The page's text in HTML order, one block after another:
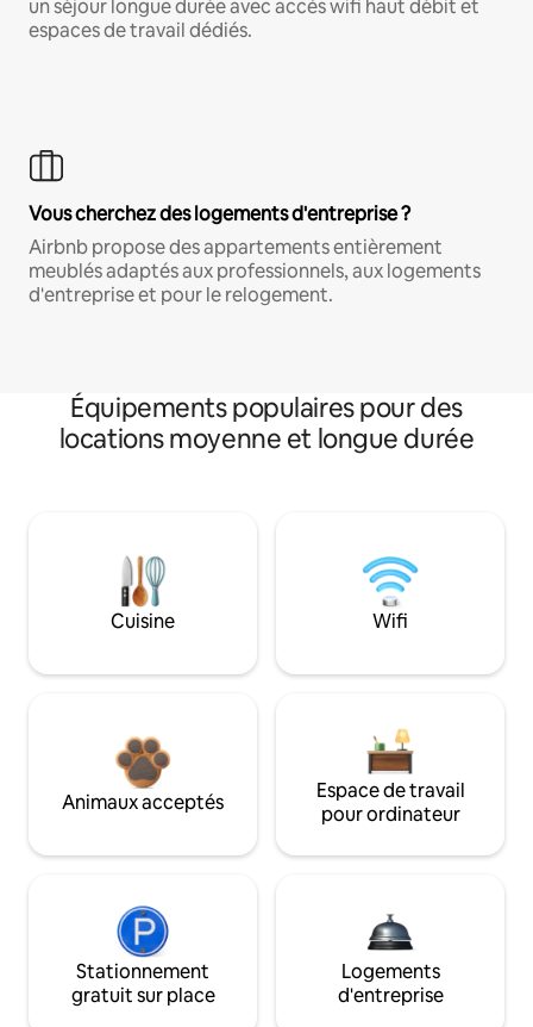
un séjour longue durée avec accès wifi haut débit et
espaces de travail dédiés.
Vous cherchez des logements d'entreprise ?
Airbnb propose des appartements entièrement
meublés adaptés aux professionnels, aux logements
d'entreprise et pour le relogement.
Équipements populaires pour des
locations moyenne et longue durée
Cuisine Wifi
Animaux acceptés
Espace de travail
pour ordinateur
Stationnement
gratuit sur place
Logements
d'entreprise